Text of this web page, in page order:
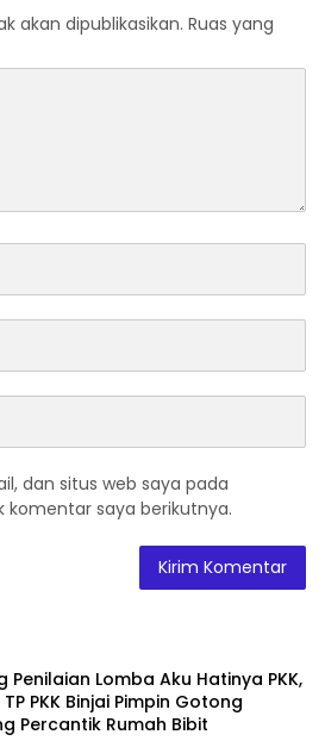
akan dipublikasikan. Ruas yang
dan situs web saya pada
komentar saya berikutnya.
Penilaian Lomba Aku Hatinya PKK,
PKK Binjai Pimpin Gotong
Percantik Rumah Bibit